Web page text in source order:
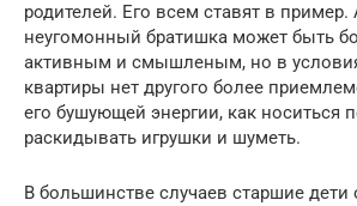
родителей. Его всем ставят в
неугомонный братишка может быть
активным и смышленым, но в
квартиры нет другого более
его бушующей энергии, как носиться
раскидывать игрушки и шуметь.
В большинстве случаев старшие дети